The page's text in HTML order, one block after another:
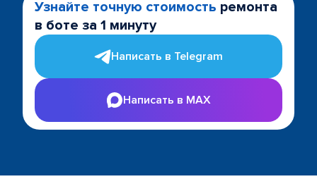
Узнайте точную стоимость ремонта
в боте за 1 минуту
Написать в Telegram
Написать в MAX